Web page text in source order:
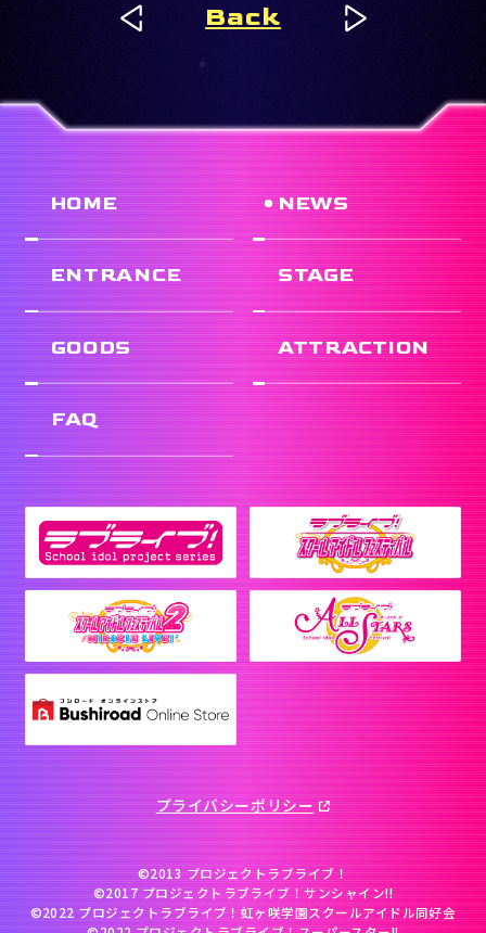
Back
HOME NEWS
ENTRANCE STAGE
GOODS ATTRACTION
FAQ
プライバシーポリシー
©2013 プロジェクトラブライブ！
©2017 プロジェクトラブライブ！サンシャイン!!
©2022 プロジェクトラブライブ！虹ヶ咲学園スクールアイドル同好会